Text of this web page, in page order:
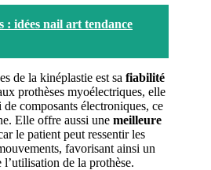
: idées nail art tendance
de la kinéplastie est sa fiabilité
prothèses myoélectriques, elle
composants électroniques, ce
Elle offre aussi une meilleure
le patient peut ressentir les
favorisant ainsi un
de la prothèse.